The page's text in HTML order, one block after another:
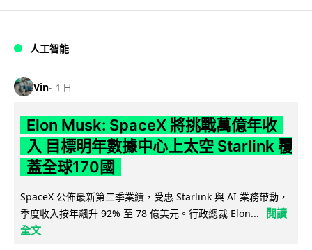
人工智能
Vin 1 日
Elon Musk: SpaceX 將挑戰萬億年收
入 目標明年數據中心上太空 Starlink 覆
蓋全球170國
SpaceX 公佈最新第二季業績，受惠 Starlink 與 AI 業務帶動，
季度收入按年飆升 92% 至 78 億美元。行政總裁 Elon...
閱讀
全文